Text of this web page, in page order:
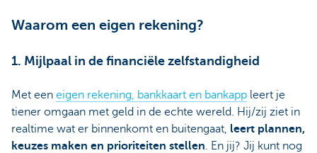
Waarom een eigen rekening?
1. Mijlpaal in de financiële zelfstandigheid
Met een eigen rekening, bankkaart en bankapp leert je
tiener omgaan met geld in de echte wereld. Hij/zij ziet in
realtime wat er binnenkomt en buitengaat, leert plannen,
keuzes maken en prioriteiten stellen. En jij? Jij kunt nog